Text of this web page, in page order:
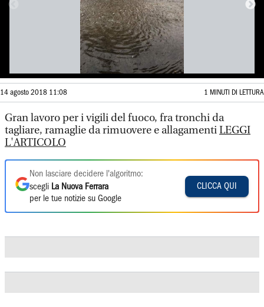
14 agosto 2018 11:08 1 MINUTI DI LETTURA
Gran lavoro per i vigili del fuoco, fra tronchi da
tagliare, ramaglie da rimuovere e allagamentiLEGGI
L'ARTICOLO
Non lasciare decidere l'algoritmo:
scegli La Nuova Ferrara
per le tue notizie su Google
CLICCA QUI